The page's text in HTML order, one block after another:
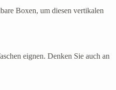
Boxen, um diesen vertikalen
eignen. Denken Sie auch an